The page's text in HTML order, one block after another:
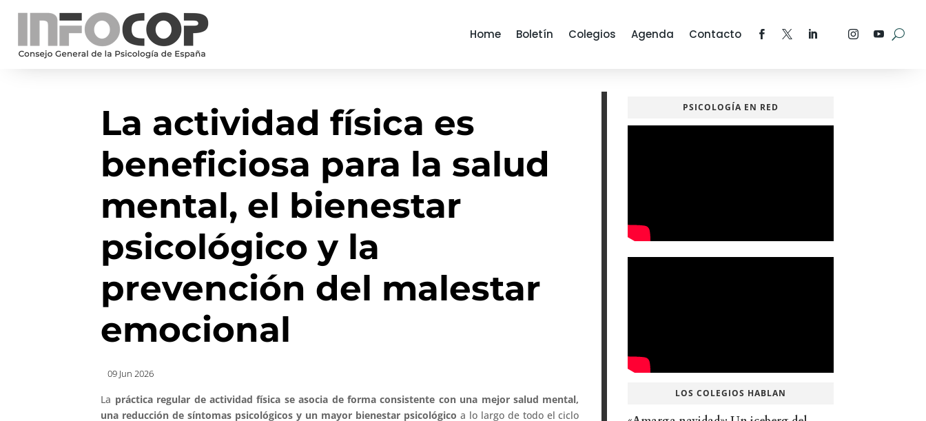
Home Boletín Colegios Agenda Contacto
La actividad física es
beneficiosa para la salud
mental, el bienestar
psicológico y la
prevención del malestar
emocional
09 Jun 2026
La práctica regular de actividad física se asocia de forma consistente con una mejor salud mental,
una reducción de síntomas psicológicos y un mayor bienestar psicológico a lo largo de todo el ciclo
PSICOLOGÍA EN RED
LOS COLEGIOS HABLAN